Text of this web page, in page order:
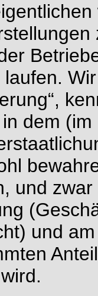
dem
und
und